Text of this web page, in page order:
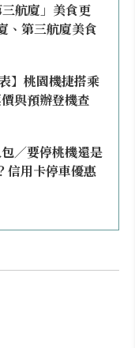
航廈」美食更
、第三航廈美食
】桃園機捷搭乘
與預辦登機查
／要停桃機還是
信用卡停車優惠